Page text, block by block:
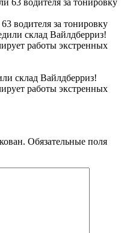
водителя за тонировку
склад Вайлдберриз!
работы экстренных
Обязательные поля